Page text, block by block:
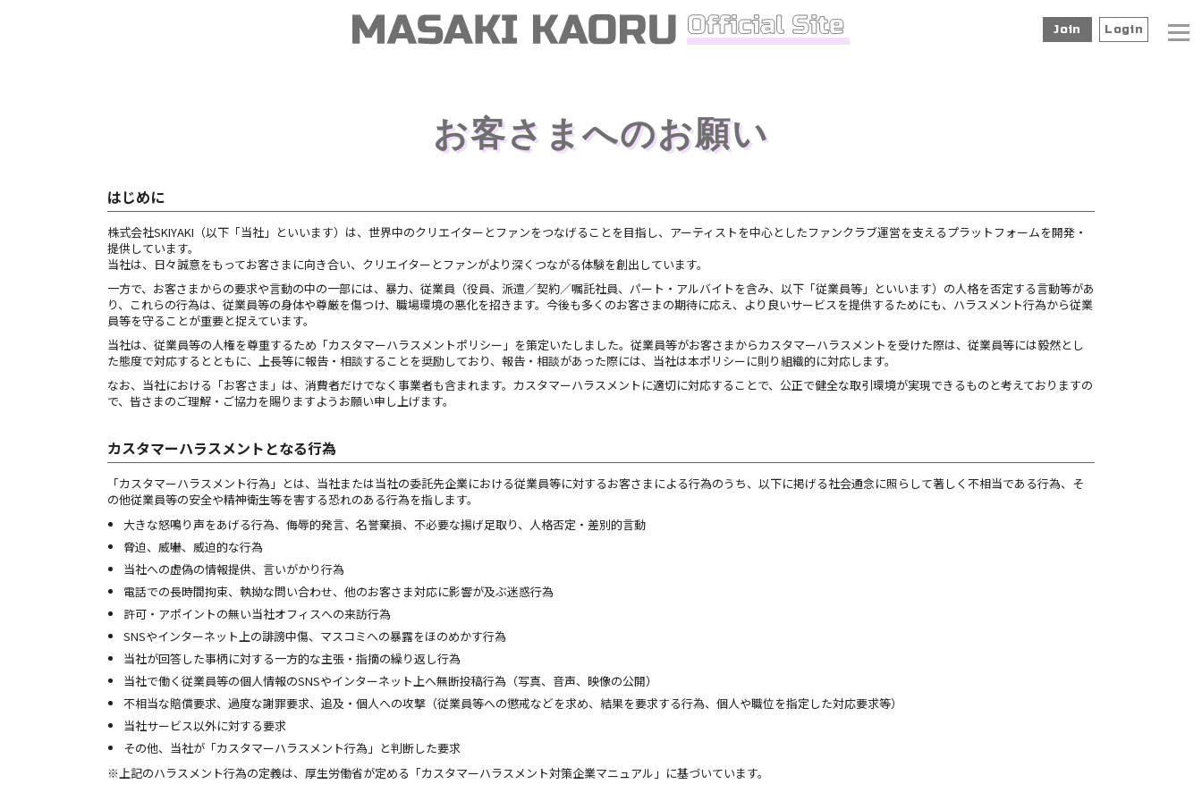
Join Login
お客さまへのお願い
はじめに
株式会社SKIYAKI（以下「当社」といいます）は、世界中のクリエイターとファンをつなげることを目指し、アーティストを中心としたファンクラブ運営を支えるプラットフォームを開発・
提供しています。
当社は、日々誠意をもってお客さまに向き合い、クリエイターとファンがより深くつながる体験を創出しています。
一方で、お客さまからの要求や言動の中の一部には、暴力、従業員（役員、派遣／契約／嘱託社員、パート・アルバイトを含み、以下「従業員等」といいます）の人格を否定する言動等があ
り、これらの行為は、従業員等の身体や尊厳を傷つけ、職場環境の悪化を招きます。今後も多くのお客さまの期待に応え、より良いサービスを提供するためにも、ハラスメント行為から従業
員等を守ることが重要と捉えています。
当社は、従業員等の人権を尊重するため「カスタマーハラスメントポリシー」を策定いたしました。従業員等がお客さまからカスタマーハラスメントを受けた際は、従業員等には毅然とし
た態度で対応するとともに、上長等に報告・相談することを奨励しており、報告・相談があった際には、当社は本ポリシーに則り組織的に対応します。
なお、当社における「お客さま」は、消費者だけでなく事業者も含まれます。カスタマーハラスメントに適切に対応することで、公正で健全な取引環境が実現できるものと考えておりますの
で、皆さまのご理解・ご協力を賜りますようお願い申し上げます。
カスタマーハラスメントとなる行為
「カスタマーハラスメント行為」とは、当社または当社の委託先企業における従業員等に対するお客さまによる行為のうち、以下に掲げる社会通念に照らして著しく不相当である行為、そ
の他従業員等の安全や精神衛生等を害する恐れのある行為を指します。
大きな怒鳴り声をあげる行為、侮辱的発言、名誉棄損、不必要な揚げ足取り、人格否定・差別的言動
脅迫、威嚇、威迫的な行為
当社への虚偽の情報提供、言いがかり行為
電話での長時間拘束、執拗な問い合わせ、他のお客さま対応に影響が及ぶ迷惑行為
許可・アポイントの無い当社オフィスへの来訪行為
SNSやインターネット上の誹謗中傷、マスコミへの暴露をほのめかす行為
当社が回答した事柄に対する一方的な主張・指摘の繰り返し行為
当社で働く従業員等の個人情報のSNSやインターネット上へ無断投稿行為（写真、音声、映像の公開）
不相当な賠償要求、過度な謝罪要求、追及・個人への攻撃（従業員等への懲戒などを求め、結果を要求する行為、個人や職位を指定した対応要求等）
当社サービス以外に対する要求
その他、当社が「カスタマーハラスメント行為」と判断した要求
※上記のハラスメント行為の定義は、厚生労働省が定める「カスタマーハラスメント対策企業マニュアル」に基づいています。